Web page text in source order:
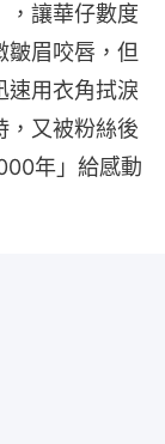
，讓華仔數度
皺眉咬唇，但
速用衣角拭淚
，又被粉絲後
年」給感動